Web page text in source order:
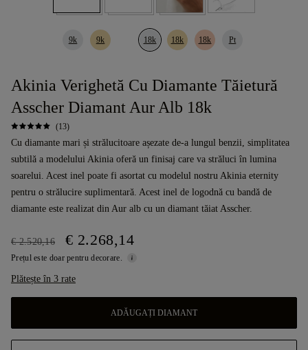
9k 9k 18k 18k 18k Pt
Akinia Verighetă Cu Diamante Tăietură
Asscher Diamant Aur Alb 18k
(13)
Cu diamante mari și strălucitoare așezate de-a lungul benzii, simplitatea
subtilă a modelului Akinia oferă un finisaj care va străluci în lumina
soarelui. Acest inel poate fi asortat cu modelul nostru Akinia eternity
pentru o strălucire suplimentară. Acest inel de logodnă cu bandă de
diamante este realizat din Aur alb cu un diamant tăiat Asscher.
€ 2.520,16 € 2.268,14
Prețul este doar pentru decorare.
Plătește în 3 rate
ADĂUGAȚI DIAMANT